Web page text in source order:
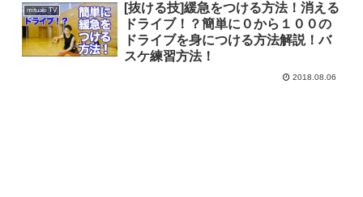
mituaki TV
[抜ける技]緩急をつける方法！消える
ドライブ！？簡単に０から１００の
ドライブを身につける方法解説！バ
スケ練習方法！
2018.08.06